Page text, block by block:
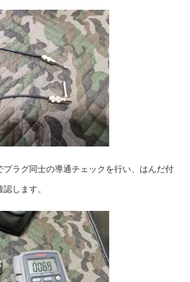
プラグ同士の導通チェックを行い、はんだ付
します。